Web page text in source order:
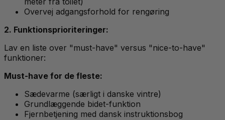
Overvej adgangsforhold for rengøring
2. Funktionsprioriteringer:
Lav en liste over "must-have" versus "nice-to-have"
funktioner:
Must-have for de fleste:
Sædevarme (særligt i danske vintre)
Grundlæggende bidet-funktion
Fjernbetjening med dansk instruktionsbog